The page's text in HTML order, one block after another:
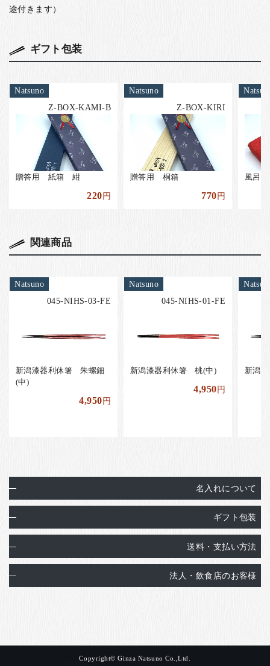
途付きます）
ギフト包装
Natsuno
Z-BOX-KAMI-B
贈答用 紙箱 紺
220円
Natsuno
Z-BOX-KIRI
贈答用 桐箱
770円
風呂
関連商品
Natsuno
045-NIHS-03-FE
新潟漆器利休箸 朱螺鈿
(中)
4,950円
Natsuno
045-NIHS-01-FE
新潟漆器利休箸 桃(中)
4,950円
新潟
名入れについて
ギフト包装
送料・支払い方法
法人・飲食店のお客様
Copyright© Ginza Natsuno Co.,Ltd.